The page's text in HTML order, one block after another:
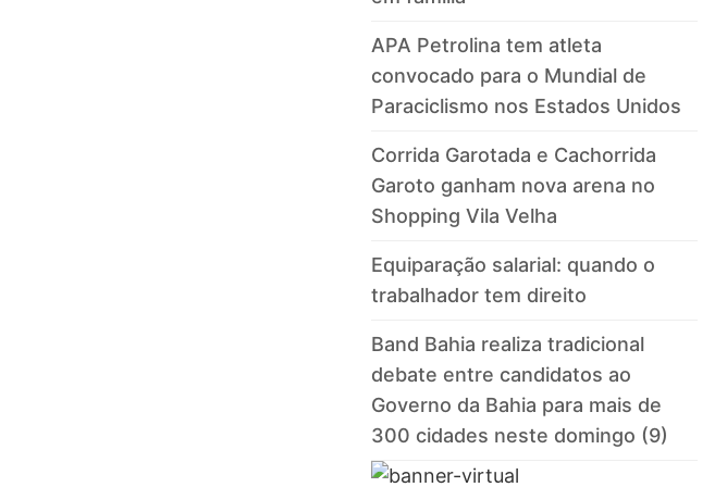
APA Petrolina tem atleta
convocado para o Mundial de
Paraciclismo nos Estados Unidos
Corrida Garotada e Cachorrida
Garoto ganham nova arena no
Shopping Vila Velha
Equiparação salarial: quando o
trabalhador tem direito
Band Bahia realiza tradicional
debate entre candidatos ao
Governo da Bahia para mais de
300 cidades neste domingo (9)